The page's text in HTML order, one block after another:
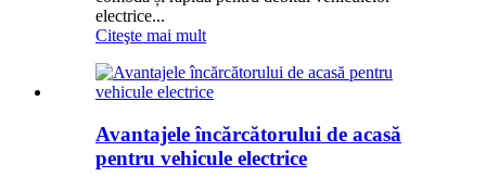
electrice...
Citeşte mai mult
Avantajele încărcătorului de acasă
pentru vehicule electrice